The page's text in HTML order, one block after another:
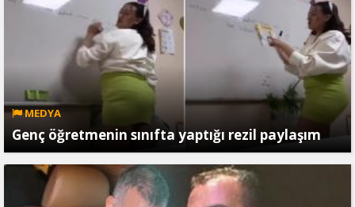
MEDYA
Genç öğretmenin sınıfta yaptığı rezil paylaşım